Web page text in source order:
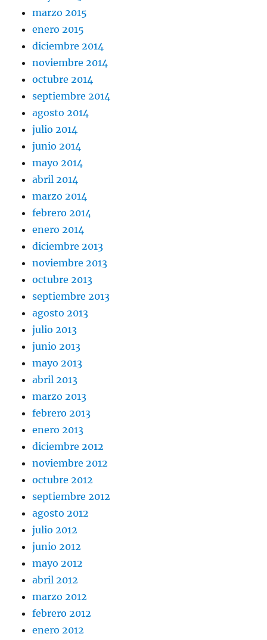
marzo 2015
enero 2015
diciembre 2014
noviembre 2014
octubre 2014
septiembre 2014
agosto 2014
julio 2014
junio 2014
mayo 2014
abril 2014
marzo 2014
febrero 2014
enero 2014
diciembre 2013
noviembre 2013
octubre 2013
septiembre 2013
agosto 2013
julio 2013
junio 2013
mayo 2013
abril 2013
marzo 2013
febrero 2013
enero 2013
diciembre 2012
noviembre 2012
octubre 2012
septiembre 2012
agosto 2012
julio 2012
junio 2012
mayo 2012
abril 2012
marzo 2012
febrero 2012
enero 2012